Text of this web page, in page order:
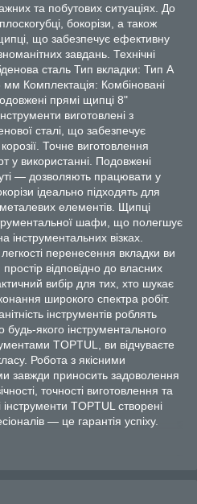
та побутових ситуаціях. До
бокорізи, а також
що забезпечує ефективну
завдань. Технічні
сталь Тип вкладки: Тип A
Комплектація: Комбіновані
прямі щипці 8"
виготовлені з
сталі, що забезпечує
корозії. Точне виготовлення
у використанні. Подовжені
— дозволяють працювати у
ідеально підходять для
елементів. Щипці
шафи, що полегшує
інструментальних візках.
перенесення вкладки ви
відповідно до власних
вибір для тих, хто шукає
широкого спектра робіт.
інструментів роблять
якого інструментального
TOPTUL, ви відчуваєте
Робота з якісними
завжди приносить задоволення
точності виготовлення та
TOPTUL створені
— це гарантія успіху.